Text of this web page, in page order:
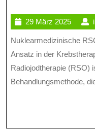
29 März 202529
März
2025
Nuklearmedizinische RSO-Behandlung: Ein innovativer
Ansatz in der
Radiojodtherapie (RSO)
Behandlungsmethode,